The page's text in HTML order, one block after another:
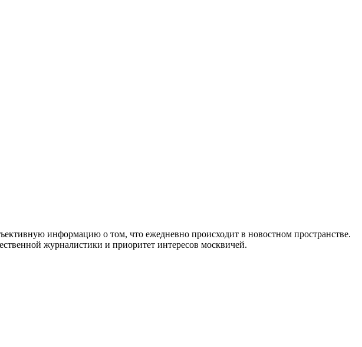
информацию о том, что ежедневно происходит в новостном пространстве.
журналистики и приоритет интересов москвичей.